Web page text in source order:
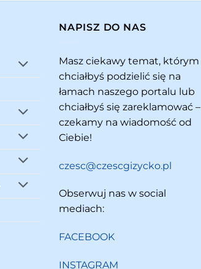
NAPISZ DO NAS
Masz ciekawy temat, którym
chciałbyś podzielić się na
łamach naszego portalu lub
chciałbyś się zareklamować –
czekamy na wiadomość od
Ciebie!
czesc@czescgizycko.pl
Obserwuj nas w social
mediach:
FACEBOOK
INSTAGRAM